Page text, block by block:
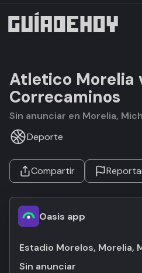
Atletico Morelia
Correcaminos
Sin anunciar en Morelia,
Deporte
Compartir
Oasis app
Estadio Morelos, Morelia,
Sin anunciar